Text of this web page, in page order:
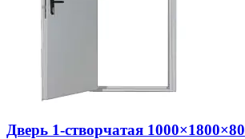
Дверь 1-створчатая 1000×1800×80